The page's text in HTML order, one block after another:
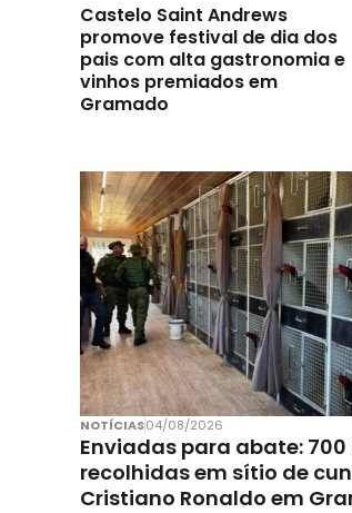
Castelo Saint Andrews
promove festival de dia dos
pais com alta gastronomia e
vinhos premiados em
Gramado
NOTÍCIAS04/08/2026
Enviadas para abate: 700
recolhidas em sítio de
Cristiano Ronaldo em